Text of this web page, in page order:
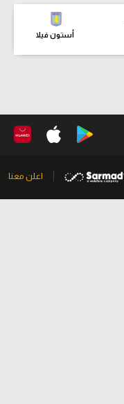
أستون فيلا
اعلن معنا